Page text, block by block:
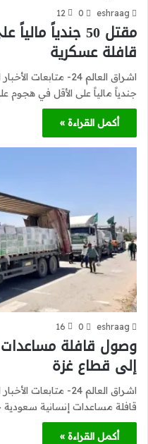
eshraag
0
12
مقتل 50 جندياً
قافلة عسكرية
جندياً مالياً على الأقل في هجوم
أكمل القراءة »
eshraag
0
16
وصول قافلة
إلى قطاع غزة
اشراق العالم 24-
قافلة مساعدات إنسانية
أكمل القراءة »